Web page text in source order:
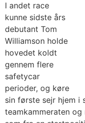
I andet race
kunne sidste års
debutant Tom
Williamson holde
hovedet koldt
gennem flere
safetycar
perioder, og køre
sin første sejr hjem i
teamkammeraten og